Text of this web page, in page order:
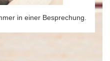
in einer Besprechung.